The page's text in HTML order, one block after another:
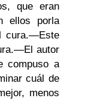
que eran
ellos porla
cura.—Este
—El autor
compuso a
cuál de
menos